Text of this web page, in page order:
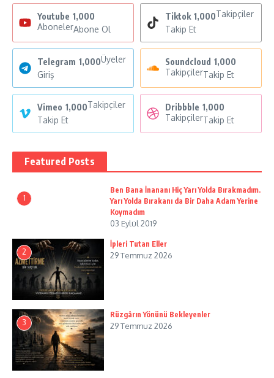
Youtube 1,000
AbonelerAbone Ol
Tiktok 1,000Takipçiler
Takip Et
Telegram 1,000Üyeler
Giriş
Soundcloud 1,000
TakipçilerTakip Et
Vimeo 1,000Takipçiler
Takip Et
Dribbble 1,000
TakipçilerTakip Et
Featured Posts
1
Ben Bana İnananı Hiç Yarı Yolda Bırakmadım.
Yarı Yolda Bırakanı da Bir Daha Adam Yerine
Koymadım
03 Eylül 2019
2
İpleri Tutan Eller
29 Temmuz 2026
3
Rüzgârın Yönünü Bekleyenler
29 Temmuz 2026